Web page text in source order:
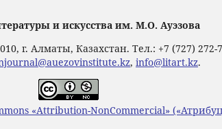
и искусства им. М.О. Ауэзова
г. Алматы, Казахстан. Тел.: +7 (727) 272-
, info@litart.kz.
«Attribution-NonCommercial»